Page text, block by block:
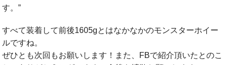
す。”
すべて装着して前後1605gとはなかなかのモンスターホイー
ルですね。
ぜひとも次回もお願いします！また、FBで紹介頂いたとのこ